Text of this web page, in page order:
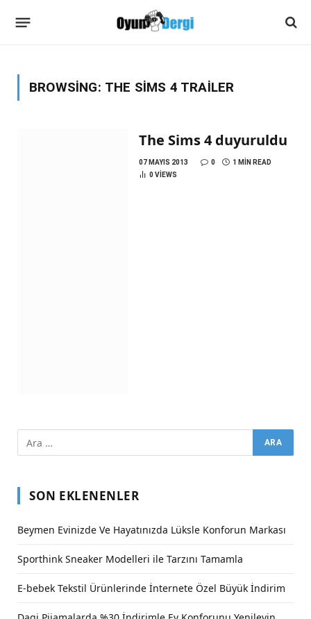
BROWSING: THE SIMS 4 TRAILER
The Sims 4 duyuruldu
07 MAYIS 2013 0
1 MIN READ
0VIEWS
SON EKLENENLER
Beymen Evinizde Ve Hayatınızda Lüksle Konforun Markası
Sporthink Sneaker Modelleri ile Tarzını Tamamla
E-bebek Tekstil Ürünlerinde İnternete Özel Büyük İndirim